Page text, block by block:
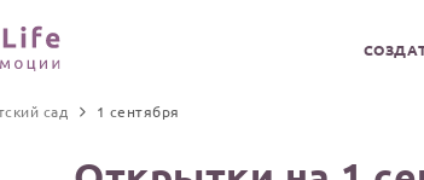
сад 1 сентября